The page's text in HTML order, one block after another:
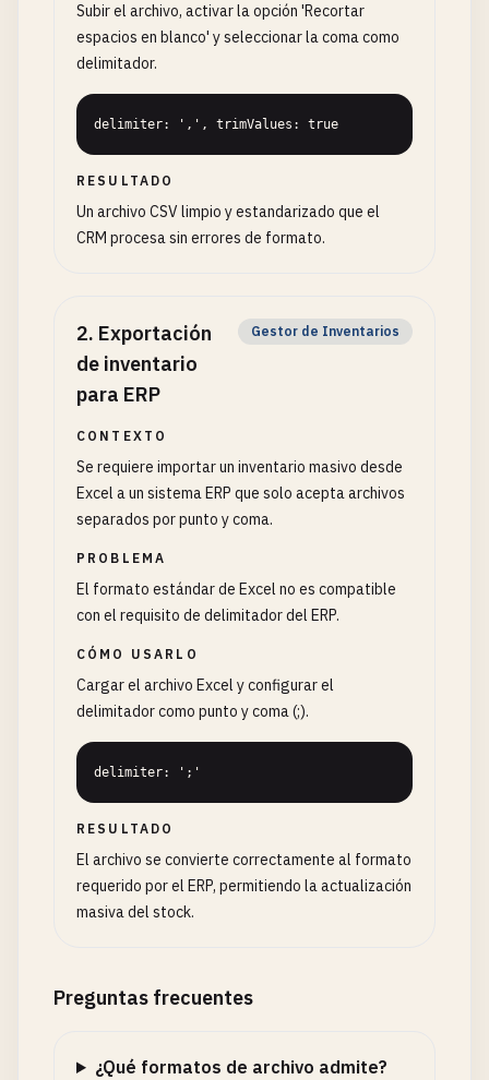
Subir el archivo, activar la opción 'Recortar
espacios en blanco' y seleccionar la coma como
delimitador.
delimiter: ',', trimValues: true
RESULTADO
Un archivo CSV limpio y estandarizado que el
CRM procesa sin errores de formato.
2. Exportación
de inventario
para ERP
Gestor de Inventarios
CONTEXTO
Se requiere importar un inventario masivo desde
Excel a un sistema ERP que solo acepta archivos
separados por punto y coma.
PROBLEMA
El formato estándar de Excel no es compatible
con el requisito de delimitador del ERP.
CÓMO USARLO
Cargar el archivo Excel y configurar el
delimitador como punto y coma (;).
delimiter: ';'
RESULTADO
El archivo se convierte correctamente al formato
requerido por el ERP, permitiendo la actualización
masiva del stock.
Preguntas frecuentes
¿Qué formatos de archivo admite?